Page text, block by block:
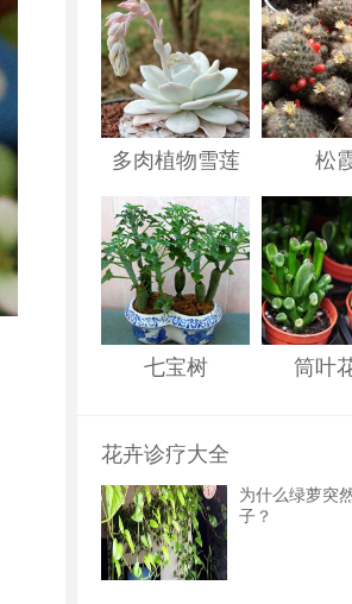
多肉植物雪莲 松
七宝树 筒叶
花卉诊疗大全
为什么绿萝突
子？